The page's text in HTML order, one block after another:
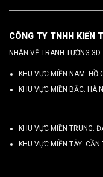
CÔNG TY TNHH KIẾN
NHẬN VẼ TRANH TƯỜNG
KHU VỰC MIỀN NAM: HỒ
KHU VỰC MIỀN BẮC: HÀ
KHU VỰC MIỀN TRUNG:
KHU VỰC MIỀN TÂY: CẦN